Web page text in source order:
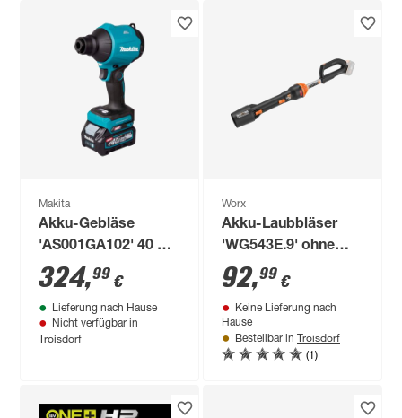
Makita
Akku-Gebläse
'AS001GA102' 40 V
mit Akku, Ladegerät
und Transporttasche
324,99 €
Lieferung nach Hause
Nicht verfügbar in
Troisdorf
Worx
Akku-Laubbläser
'WG543E.9' ohne
Akku
92,99 €
Keine Lieferung nach
Hause
Bestellbar in Troisdorf
(1)